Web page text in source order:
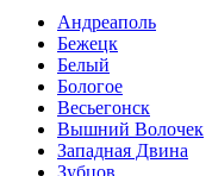
Андреаполь
Бежецк
Белый
Бологое
Весьегонск
Вышний Волочек
Западная Двина
Зубцов